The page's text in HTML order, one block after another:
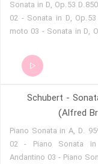
01 - Sonata in D, Op.53
02 - Sonata in D,
moto 03 - Sonata in D,
D, Op.53 D.850 -
moderato) 05 -
Sonata in A minor,
- II. Andante 07 -
post. 143
Schubert -
(Alfred
01 - Piano Sonata in A,
02 - Piano
Andantino 03 - Piano